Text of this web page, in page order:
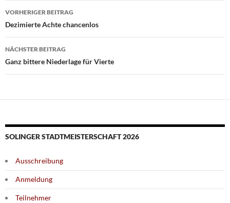
Beitragsnavigation
VORHERIGER BEITRAG
Dezimierte Achte chancenlos
NÄCHSTER BEITRAG
Ganz bittere Niederlage für Vierte
SOLINGER STADTMEISTERSCHAFT 2026
Ausschreibung
Anmeldung
Teilnehmer